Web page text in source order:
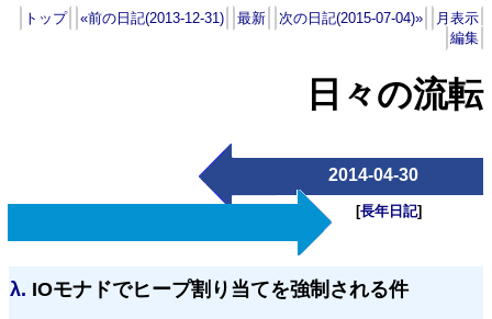
トップ «前の日記(2013-12-31) 最新 次の日記(2015-07-04)»
月表示
編集
日々の流転
2014-04-30
[長年日記]
λ. IOモナドでヒープ割り当てを強制される件